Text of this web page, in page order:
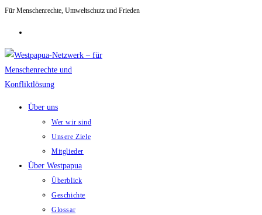
Zum
Für Menschenrechte, Umweltschutz und Frieden
Über uns
Wer wir sind
Unsere Ziele
Mitglieder
Über Westpapua
Überblick
Geschichte
Glossar